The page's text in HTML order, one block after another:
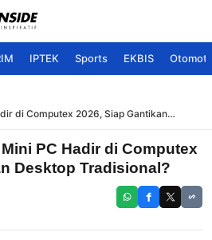
IPTEK Sports EKBIS
di Computex 2026, Siap Gantikan
PC Hadir di Computex
Desktop Tradisional?